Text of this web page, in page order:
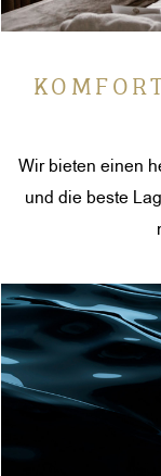
Wir bieten einen
und die beste